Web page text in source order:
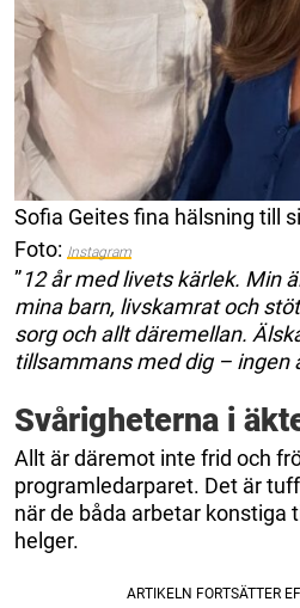
Sofia Geites fina hälsning till
Foto: Instagram
”12 år med livets kärlek. Min
mina barn, livskamrat och
sorg och allt däremellan.
tillsammans med dig – ingen
Svårigheterna i
Allt är däremot inte frid och
programledarparet. Det är
när de båda arbetar konstiga
helger.